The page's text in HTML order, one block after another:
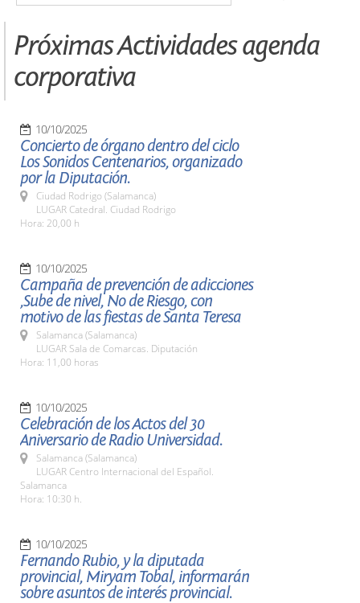
Próximas Actividades agenda
corporativa
10/10/2025
Concierto de órgano dentro del ciclo
Los Sonidos Centenarios, organizado
por la Diputación.
Ciudad Rodrigo (Salamanca)
LUGAR Catedral. Ciudad Rodrigo
Hora: 20,00 h
10/10/2025
Campaña de prevención de adicciones
,Sube de nivel, No de Riesgo, con
motivo de las fiestas de Santa Teresa
Salamanca (Salamanca)
LUGAR Sala de Comarcas. Diputación
Hora: 11,00 horas
10/10/2025
Celebración de los Actos del 30
Aniversario de Radio Universidad.
Salamanca (Salamanca)
LUGAR Centro Internacional del Español.
Salamanca
Hora: 10:30 h.
10/10/2025
Fernando Rubio, y la diputada
provincial, Miryam Tobal, informarán
sobre asuntos de interés provincial.